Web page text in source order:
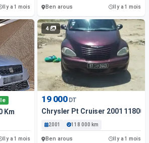
Il y a 1 mois Ben arous Il y a 1 mois
Km
Il y a 1 mois
4
19 000 DT
Chrysler Pt Cruiser 2001 118000
2001 118 000 km
Ben arous Il y a 1 mois